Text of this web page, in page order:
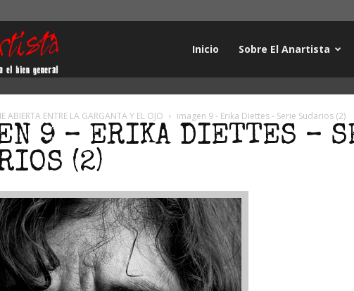
Inicio Sobre El Anartista
ABIERTA ENTRE LA GARGANTA Y EL OJO imagen 9 - Erika Diettes - Serie Sudarios (2)
9 – ERIKA DIETTES –
(2)